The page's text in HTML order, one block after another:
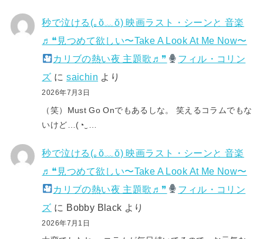
秒で泣ける(⁠｡⁠ŏ⁠﹏⁠ŏ⁠) 映画ラスト・シーンと 音楽
♬❝見つめて欲しい〜Take A Look At Me Now〜
カリブの熱い夜 主題歌♬❞
フィル・コリン
ズ にsaichin より
2026年7月3日
（笑）Must Go Onでもあるしな。 笑えるコラムでもな
いけど…(⁠◔⁠‿⁠…
秒で泣ける(⁠｡⁠ŏ⁠﹏⁠ŏ⁠) 映画ラスト・シーンと 音楽
♬❝見つめて欲しい〜Take A Look At Me Now〜
カリブの熱い夜 主題歌♬❞
フィル・コリン
ズ に Bobby Black より
2026年7月1日